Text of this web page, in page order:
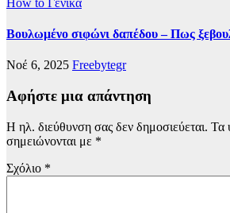
Βουλωμένο σιφώνι δαπέδου – Πως
Νοέ 6, 2025 Freebytegr
Αφήστε μια απάντηση
Η ηλ. διεύθυνση σας δεν δημοσιεύεται. Τα
σημειώνονται με *
Σχόλιο *